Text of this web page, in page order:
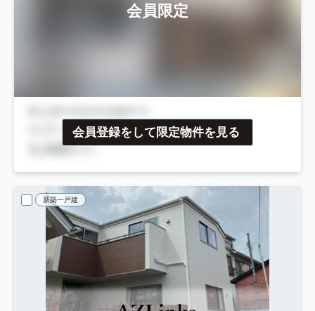
会員限定
会員登録をして限定物件を見る
新築一戸建